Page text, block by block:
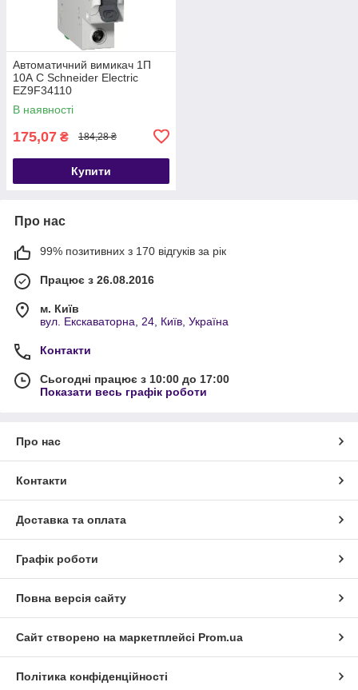
Автоматичний вимикач 1П
10А С Schneider Electric
EZ9F34110
В наявності
175,07 ₴ 184,28 ₴
Купити
Про нас
99% позитивних з 170 відгуків за рік
Працює з 26.08.2016
м. Київ
вул. Екскаваторна, 24, Київ, Україна
Контакти
Сьогодні працює з 10:00 до 17:00
Показати весь графік роботи
Про нас
Контакти
Доставка та оплата
Графік роботи
Повна версія сайту
Сайт створено на маркетплейсі Prom.ua
Політика конфіденційності